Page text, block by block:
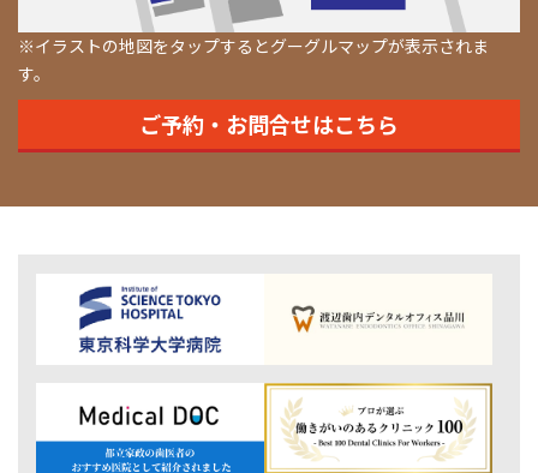
※イラストの地図をタップするとグーグルマップが表示されま
す。
ご予約・お問合せはこちら